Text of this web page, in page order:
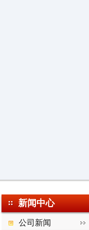
新闻中心
公司新闻